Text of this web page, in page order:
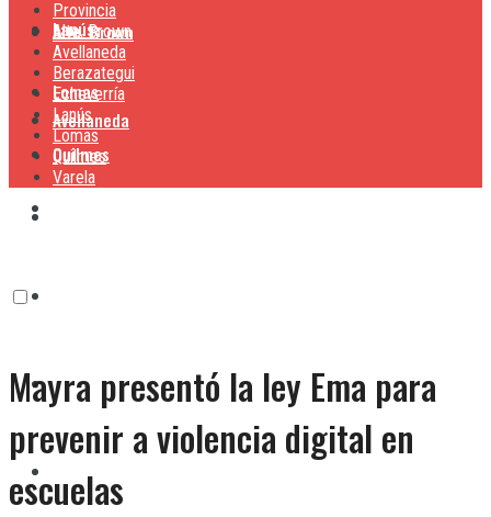
Lanús
Lomas
Quilmes
Alte. Brown
Avellaneda
Lanús
Lomas
Provincia
Alte. Brown
Avellaneda
Berazategui
Echeverría
Lanús
Lomas
Quilmes
Varela
Mayra presentó la ley Ema para
prevenir a violencia digital en
escuelas